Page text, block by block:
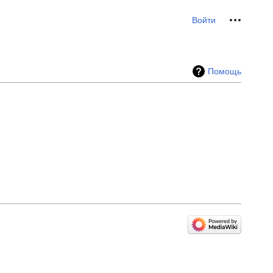
Войти Персональные
Помощь